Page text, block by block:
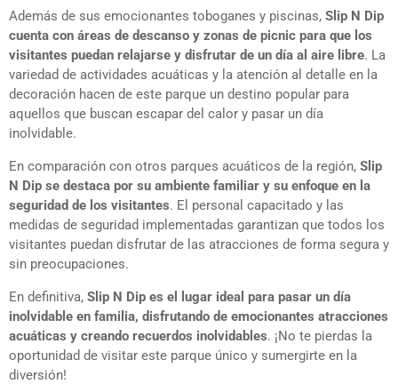
Además de sus emocionantes toboganes y piscinas, Slip N Dip
cuenta con áreas de descanso y zonas de picnic para que los
visitantes puedan relajarse y disfrutar de un día al aire libre. La
variedad de actividades acuáticas y la atención al detalle en la
decoración hacen de este parque un destino popular para
aquellos que buscan escapar del calor y pasar un día
inolvidable.
En comparación con otros parques acuáticos de la región, Slip
N Dip se destaca por su ambiente familiar y su enfoque en la
seguridad de los visitantes. El personal capacitado y las
medidas de seguridad implementadas garantizan que todos los
visitantes puedan disfrutar de las atracciones de forma segura y
sin preocupaciones.
En definitiva, Slip N Dip es el lugar ideal para pasar un día
inolvidable en familia, disfrutando de emocionantes atracciones
acuáticas y creando recuerdos inolvidables. ¡No te pierdas la
oportunidad de visitar este parque único y sumergirte en la
diversión!